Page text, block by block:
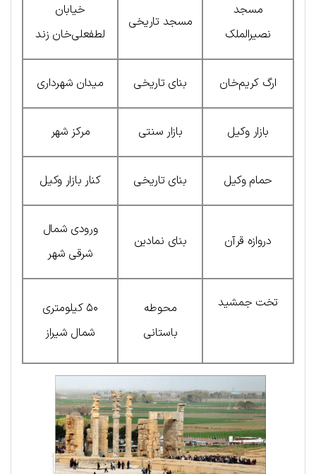
مسجد
نصیرالملک
مسجد تاریخی
خیابان
لطفعلی‌خان زند
ارگ کریم‌خان بنای تاریخی میدان شهرداری
بازار وکیل بازار سنتی مرکز شهر
حمام وکیل بنای تاریخی کنار بازار وکیل
دروازه قرآن بنای نمادین
ورودی شمال
شرقی شهر
تخت جمشید
محوطه
باستانی
۵۰ کیلومتری
شمال شیراز